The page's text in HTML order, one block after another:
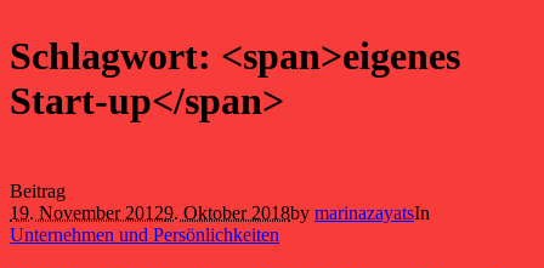
Schlagwort: <span>eigenes
Start-up</span>
Beitrag
19. November 20129. Oktober 2018by marinazayatsIn
Unternehmen und Persönlichkeiten